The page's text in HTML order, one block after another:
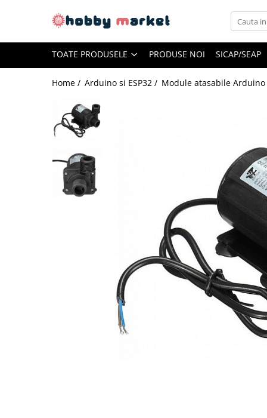
TOATE PRODUSELE PRODUSE NOI SICAP/SEAP
Home / Arduino si ESP32 / Module atasabile